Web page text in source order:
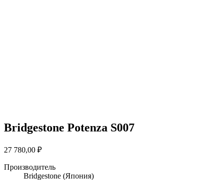
Bridgestone Potenza S007
27 780,00 ₽
Производитель
Bridgestone (Япония)